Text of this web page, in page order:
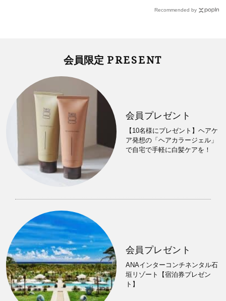
Recommended by
会員限定 PRESENT
会員プレゼント
【10名様にプレゼント】ヘアケ
ア発想の「ヘアカラージェル」
で自宅で手軽に白髪ケアを！
会員プレゼント
ANAインターコンチネンタル石
垣リゾート【宿泊券プレゼン
ト】